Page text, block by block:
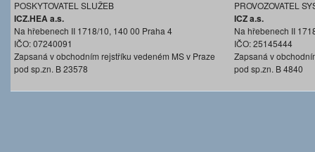
POSKYTOVATEL SLUŽEB
ICZ.HEA a.s.
Na hřebenech II 1718/10, 140 00 Praha 4
IČO: 07240091
Zapsaná v obchodním rejstříku vedeném MS v Praze
pod sp.zn. B 23578
PROVOZOVATEL
ICZ a.s.
Na hřebenech II
IČO: 25145444
Zapsaná v
pod sp.zn. B 4840